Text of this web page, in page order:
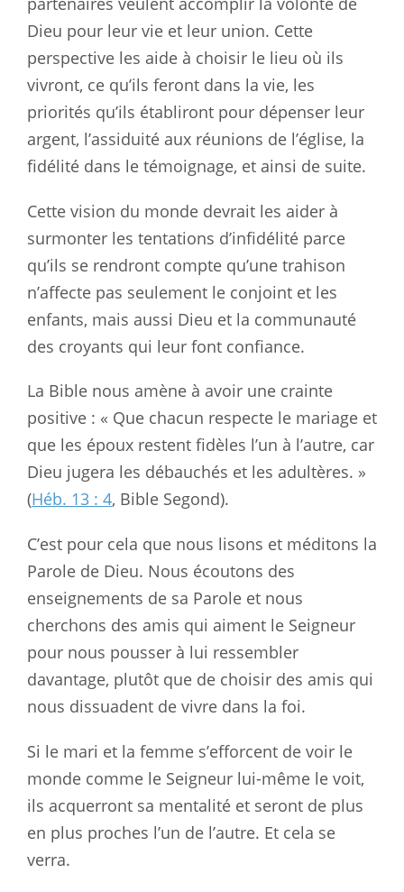
Dieu pour leur vie et leur union. Cette
perspective les aide à choisir le lieu où ils
vivront, ce qu’ils feront dans la vie, les
priorités qu’ils établiront pour dépenser leur
argent, l’assiduité aux réunions de l’église, la
fidélité dans le témoignage, et ainsi de suite.
Cette vision du monde devrait les aider à
surmonter les tentations d’infidélité parce
qu’ils se rendront compte qu’une trahison
n’affecte pas seulement le conjoint et les
enfants, mais aussi Dieu et la communauté
des croyants qui leur font confiance.
La Bible nous amène à avoir une crainte
positive : « Que chacun respecte le mariage et
que les époux restent fidèles l’un à l’autre, car
Dieu jugera les débauchés et les adultères. »
(Héb. 13 : 4, Bible Segond).
C’est pour cela que nous lisons et méditons la
Parole de Dieu. Nous écoutons des
enseignements de sa Parole et nous
cherchons des amis qui aiment le Seigneur
pour nous pousser à lui ressembler
davantage, plutôt que de choisir des amis qui
nous dissuadent de vivre dans la foi.
Si le mari et la femme s’efforcent de voir le
monde comme le Seigneur lui-même le voit,
ils acquerront sa mentalité et seront de plus
en plus proches l’un de l’autre. Et cela se
verra.